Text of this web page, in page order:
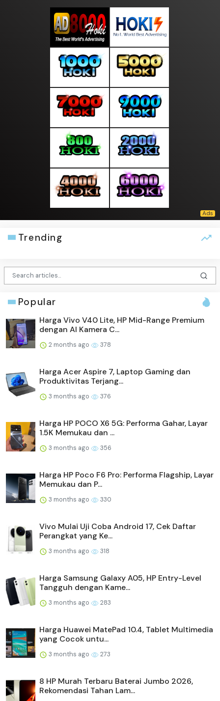
Trending
Popular
Harga Vivo V40 Lite, HP Mid-Range Premium
dengan AI Kamera C...
2 months ago 378
Harga Acer Aspire 7, Laptop Gaming dan
Produktivitas Terjang...
3 months ago 376
Harga HP POCO X6 5G: Performa Gahar, Layar
1.5K Memukau dan ...
3 months ago 356
Harga HP Poco F6 Pro: Performa Flagship, Layar
Memukau dan P...
3 months ago 330
Vivo Mulai Uji Coba Android 17, Cek Daftar
Perangkat yang Ke...
3 months ago 318
Harga Samsung Galaxy A05, HP Entry-Level
Tangguh dengan Kame...
3 months ago 283
Harga Huawei MatePad 10.4, Tablet Multimedia
yang Cocok untu...
3 months ago 273
8 HP Murah Terbaru Baterai Jumbo 2026,
Rekomendasi Tahan Lam...